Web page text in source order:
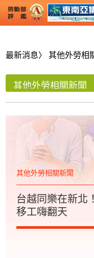
最新消息〉 其他外勞相
其他外勞相關新聞
台越同樂在新北
移工嗨翻天